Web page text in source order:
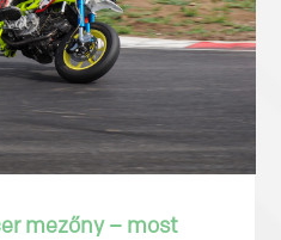
mezőny – most